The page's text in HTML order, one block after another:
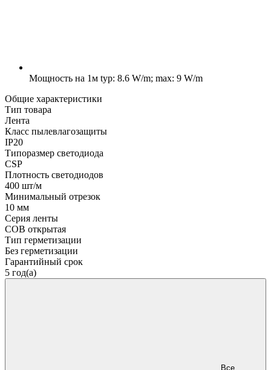
Мощность на 1м typ: 8.6 W/m; max: 9 W/m
Общие характеристики
Тип товара
Лента
Класс пылевлагозащиты
IP20
Типоразмер светодиода
CSP
Плотность светодиодов
400 шт/м
Минимальный отрезок
10 мм
Серия ленты
COB открытая
Тип герметизации
Без герметизации
Гарантийный срок
5 год(а)